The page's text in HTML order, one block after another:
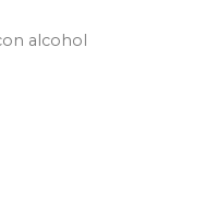
alcohol